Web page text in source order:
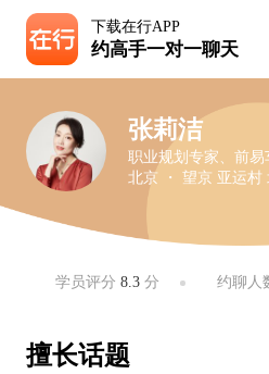
下载在行APP
约高手一对一聊天
张莉洁
职业规划专家、前
北京 ・ 望京 亚运村
学员评分 8.3分 约聊人
擅长话题